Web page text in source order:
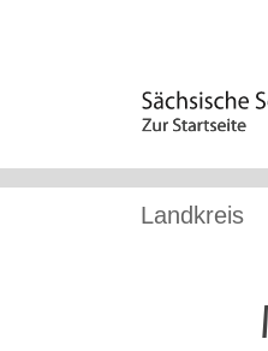
Landkreis